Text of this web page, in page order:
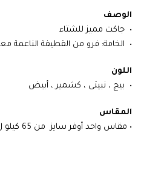
الوصف
• جاكت مميز للشتاء
• الخامة: فرو من القطيفة الناعمة
اللون
• بيج ، نبيتى ، كشمير ، أبيض
المقاس
• مقاس واحد أوفر سايز من 65 كيلو ل 95 كيلو